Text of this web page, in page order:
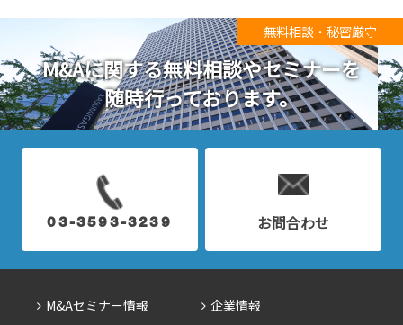
無料相談・秘密厳守
M&Aに関する無料相談やセミナーを
随時行っております。
03-3593-3239 お問合わせ
M&Aセミナー情報 企業情報